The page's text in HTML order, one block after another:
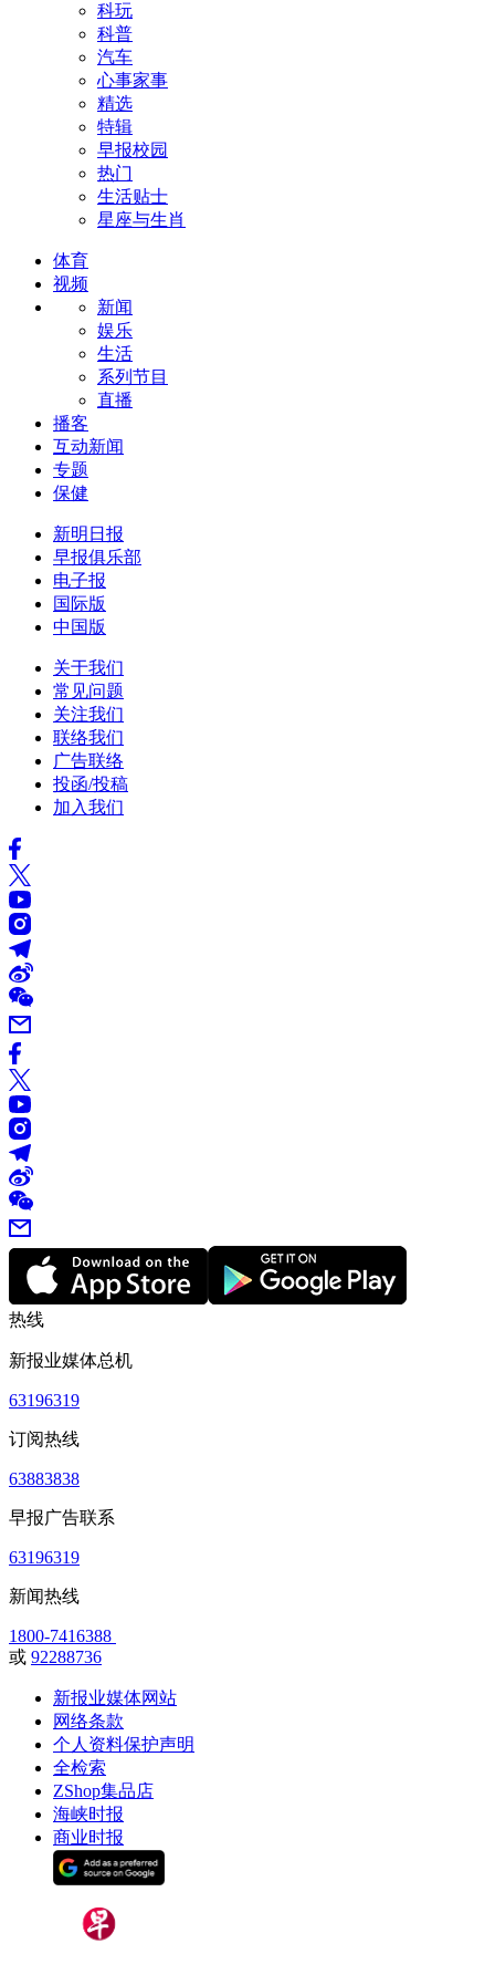
科玩
科普
汽车
心事家事
精选
特辑
早报校园
热门
生活贴士
星座与生肖
体育
视频
新闻
娱乐
生活
系列节目
直播
播客
互动新闻
专题
保健
新明日报
早报俱乐部
电子报
国际版
中国版
关于我们
常见问题
关注我们
联络我们
广告联络
投函/投稿
加入我们
热线
新报业媒体总机
63196319
订阅热线
63883838
早报广告联系
63196319
新闻热线
1800-7416388
或 92288736
新报业媒体网站
网络条款
个人资料保护声明
全检索
ZShop集品店
海峡时报
商业时报